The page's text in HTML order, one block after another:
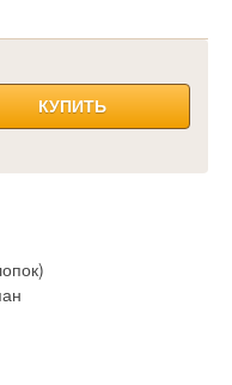
КУПИТЬ